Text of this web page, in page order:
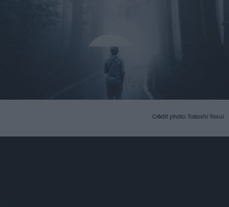
Crédit photo: Takashi Yasui